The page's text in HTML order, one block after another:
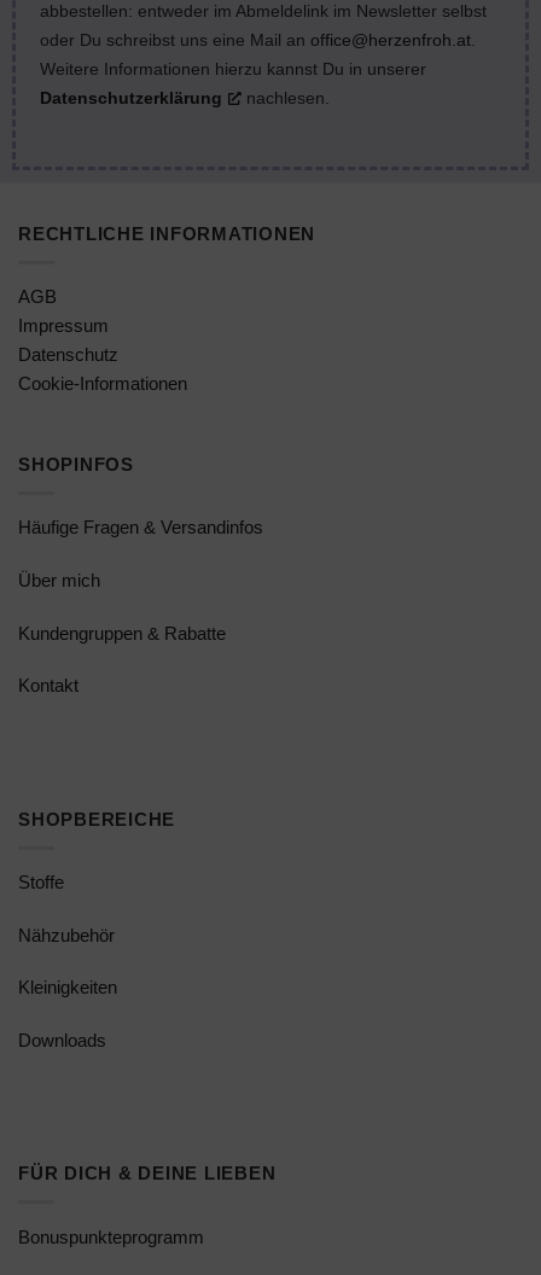
abbestellen: entweder im Abmeldelink im Newsletter selbst
oder Du schreibst uns eine Mail an office@herzenfroh.at
Weitere Informationen hierzu kannst Du in unserer
Datenschutzerklärung
nachlesen.
RECHTLICHE INFORMATIONEN
AGB
Impressum
Datenschutz
Cookie-Informationen
SHOPINFOS
Häufige Fragen & Versandinfos
Über mich
Kundengruppen & Rabatte
Kontakt
SHOPBEREICHE
Stoffe
Nähzubehör
Kleinigkeiten
Downloads
FÜR DICH & DEINE LIEBEN
Bonuspunkteprogramm